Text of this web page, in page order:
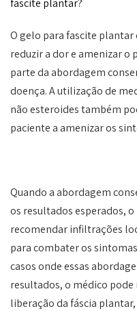
fascite plantar?
O gelo para fascite plantar
reduzir a dor e amenizar
parte da abordagem
doença. A utilização de
não esteroides também
paciente a amenizar os
Quando a abordagem
os resultados esperados,
recomendar infiltrações
para combater os
casos onde essas
resultados, o médico
liberação da fáscia